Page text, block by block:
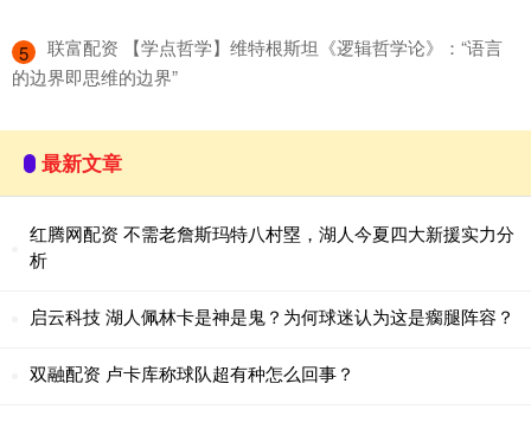
5
​联富配资 【学点哲学】维特根斯坦《逻辑哲学论》：“语言
的边界即思维的边界”
最新文章
红腾网配资 不需老詹斯玛特八村塁，湖人今夏四大新援实力分
析
启云科技 湖人佩林卡是神是鬼？为何球迷认为这是瘸腿阵容？
双融配资 卢卡库称球队超有种怎么回事？